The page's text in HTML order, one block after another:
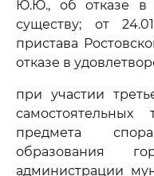
Ю.Ю., об отказе в
существу; от
пристава
отказе в
при участии
самостоятельных
предмета
образования
администрации